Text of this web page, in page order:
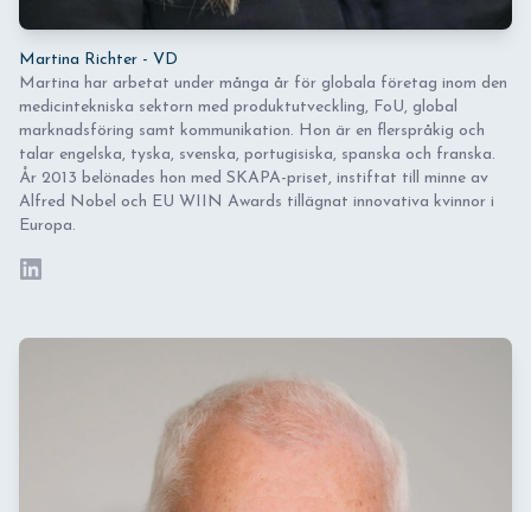
Martina Richter - VD
Martina har arbetat under många år för globala företag inom den
medicintekniska sektorn med produktutveckling, FoU, global
marknadsföring samt kommunikation. Hon är en flerspråkig och
talar engelska, tyska, svenska, portugisiska, spanska och franska.
År 2013 belönades hon med SKAPA-priset, instiftat till minne av
Alfred Nobel och EU WIIN Awards tillägnat innovativa kvinnor i
Europa.
LinkedIn